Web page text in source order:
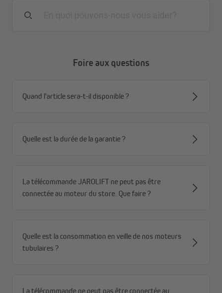
Foire aux questions
Quand l'article sera-t-il disponible ?
Quelle est la durée de la garantie ?
La télécommande JAROLIFT ne peut pas être
connectée au moteur du store. Que faire ?
Quelle est la consommation en veille de nos moteurs
tubulaires ?
La télécommande ne peut pas être connectée au